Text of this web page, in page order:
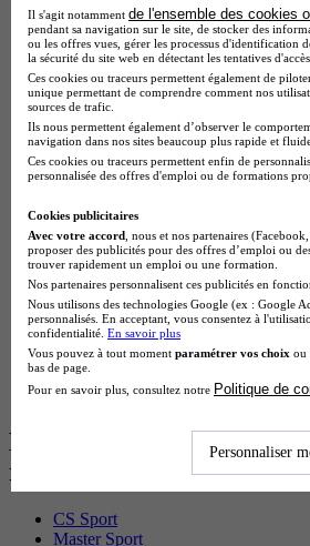
BTS Esf en alternance
BTS Dietetique en alternance
BTS Mco en alternance
BTS Pi en alternance
BTS Sp3s en alternance
Master CCA en alternance
BTS Ndrc en alternance
BTS Sam en alternance
Cap Fleuriste en alternance
MSc Marketing Digital en alternance
BTS Gpme en alternance
Cap Electricien en alternance
BTS Gpn en alternance
BTS Domotique en alternance
BAC Pro Agora en alternance
BTS Sta en alternance
BTS Iris en alternance
BTS Tpl en alternance
BTS Ati en alternance
Les diplômes par filière
recherchés
CS Sport
Master Sport
Il s'agit notamment de l'ensemble des cookies
pendant sa navigation sur le site, de stocker des
ou les offres vues, gérer les processus d'identification
la sécurité du site web en détectant les tentatives
Ces cookies ou traceurs permettent également de
unique permettant de comprendre comment nos
sources de trafic.
Ils nous permettent également d’observer le
navigation dans nos sites beaucoup plus rapide et
Ces cookies ou traceurs permettent enfin de
personnalisée des offres d'emploi ou de formations
Cookies publicitaires
Avec votre accord , nous et nos partenaires
proposer des publicités pour des offres d’emploi ou
trouver rapidement un emploi ou une formation.
Nos partenaires personnalisent ces publicités en
Nous utilisons des technologies Google (ex : Google
personnalisés. En acceptant, vous consentez à
confidentialité. En savoir plus
Vous pouvez à tout moment paramétrer vos choix ou
bas de page.
Pour en savoir plus, consultez notre Politique de
Personnaliser